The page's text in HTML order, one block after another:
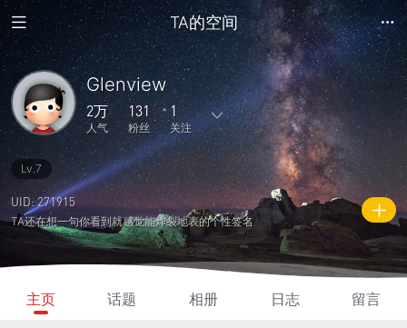
TA的空间
Glenview
2万
人气
131
粉丝
1
关注
140
主题
202
回复
0
日志
0
相册
0
好友
131 1
关注
0
说说
2万
人气
3880
积分
Lv.7
UID: 271915
TA还在想一句你看到就感觉能炸裂地表的个性签名
主页 话题 相册 日志 留言